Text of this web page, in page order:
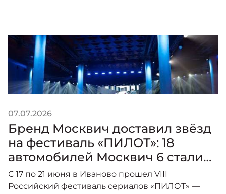
07.07.2026
Бренд Москвич доставил звёзд
на фестиваль «ПИЛОТ»: 18
автомобилей Москвич 6 стали
главным транспортом события
С 17 по 21 июня в Иваново прошел VIII
Российский фестиваль сериалов «ПИЛОТ» —